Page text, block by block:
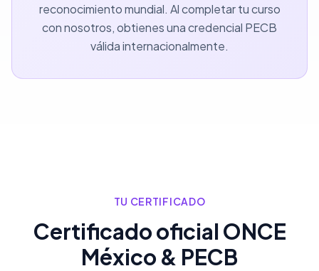
reconocimiento mundial. Al completar tu curso
con nosotros, obtienes una credencial PECB
válida internacionalmente.
TU CERTIFICADO
Certificado oficial ONCE
México & PECB